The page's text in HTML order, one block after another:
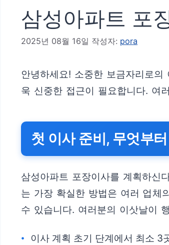
삼성아파트 포
2025년 08월 16일 작성자: pora
안녕하세요! 소중한 보금자리로
욱 신중한 접근이 필요합니다. 여
첫 이사 준비, 무엇부
삼성아파트 포장이사를 계획하신
는 가장 확실한 방법은 여러 업체
수 있습니다. 여러분의 이삿날이
이사 계획 초기 단계에서 최소 3